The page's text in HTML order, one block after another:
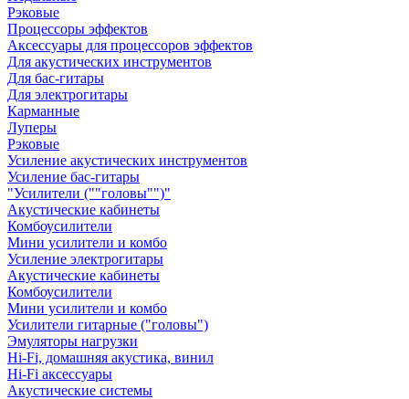
Рэковые
Процессоры эффектов
Аксессуары для процессоров эффектов
Для акустических инструментов
Для бас-гитары
Для электрогитары
Карманные
Луперы
Рэковые
Усиление акустических инструментов
Усиление бас-гитары
"Усилители (""головы"")"
Акустические кабинеты
Комбоусилители
Мини усилители и комбо
Усиление электрогитары
Акустические кабинеты
Комбоусилители
Мини усилители и комбо
Усилители гитарные ("головы")
Эмуляторы нагрузки
Hi-Fi, домашняя акустика, винил
Hi-Fi аксессуары
Акустические системы